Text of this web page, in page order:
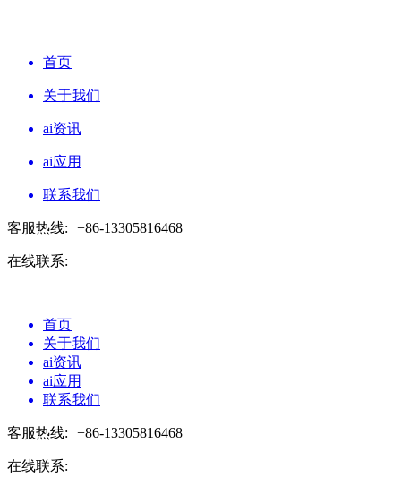
首页
关于我们
ai资讯
ai应用
联系我们
客服热线: +86-13305816468
在线联系:
首页
关于我们
ai资讯
ai应用
联系我们
客服热线: +86-13305816468
在线联系: